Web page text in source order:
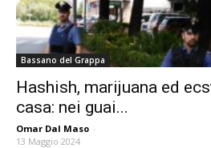
Bassano del Grappa
Hashish, marijuana ed
casa: nei guai...
Omar Dal Maso -
13 Maggio 2024